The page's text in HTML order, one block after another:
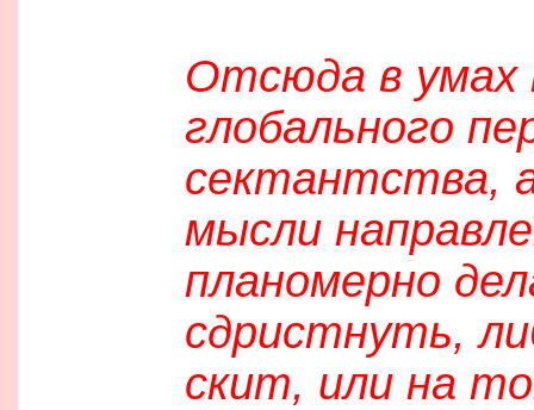
Отсюда в умах
глобального
сектантства,
мысли
планомерно
сдристнуть,
скит, или на